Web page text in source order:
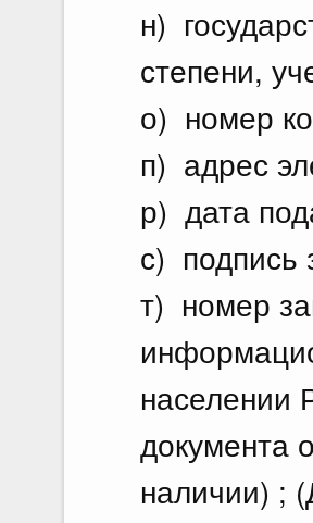
н)
степени,
о) номер
п) адрес
р) дата
с) подпись
т) номер
населении
документа
наличии) ;